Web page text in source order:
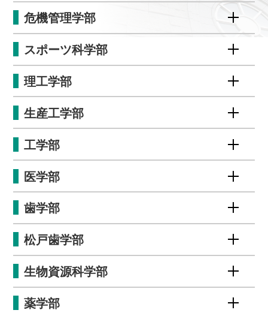
危機管理学部
スポーツ科学部
理工学部
生産工学部
工学部
医学部
歯学部
松戸歯学部
生物資源科学部
薬学部